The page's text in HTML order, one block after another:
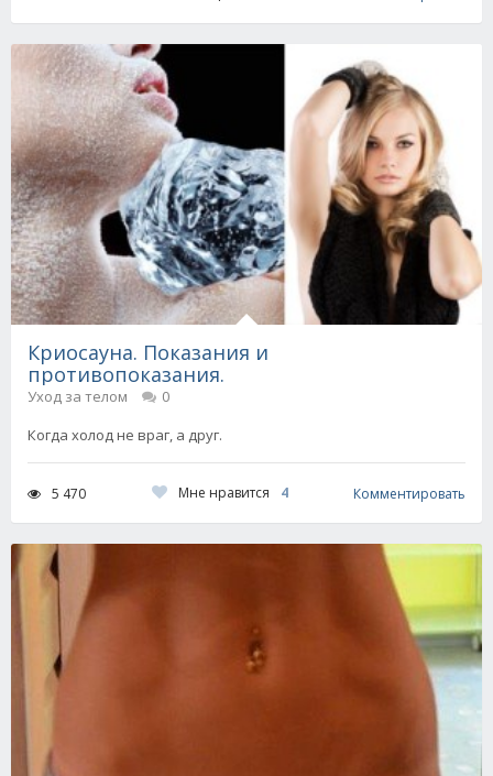
Криосауна. Показания и
противопоказания.
Уход за телом
0
Когда холод не враг, а друг.
5 470 Мне нравится 4 Комментировать